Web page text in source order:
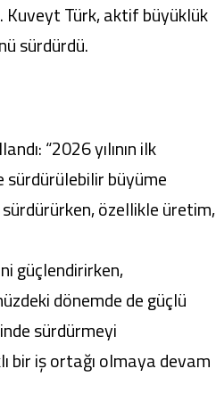
Kuveyt Türk, aktif büyüklük
sürdürdü.
“2026 yılının ilk
büyüme
sürdürürken, özellikle üretim,
güçlendirirken,
dönemde de güçlü
sürdürmeyi
bir iş ortağı olmaya devam